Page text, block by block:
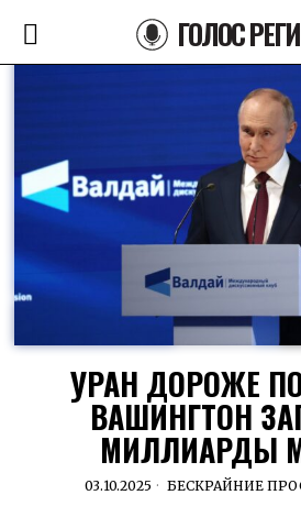
ГОЛОС
УРАН ДОРОЖЕ
ВАШИНГТОН
МИЛЛИАРДЫ
03.10.2025 БЕСКРАЙНИЕ